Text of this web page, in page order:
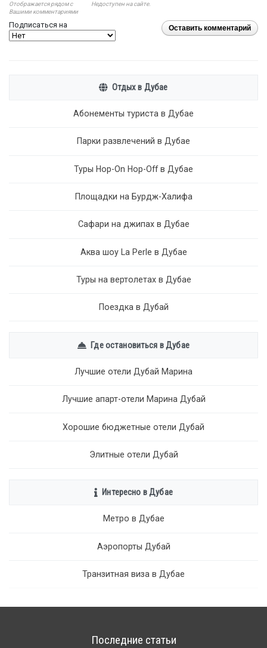
Отображается рядом с
Вашими комментариями
Недоступен на сайте.
Оставить комментарий
Подписаться на
Отдых в Дубае
Абонементы туриста в Дубае
Парки развлечений в Дубае
Туры Hop-On Hop-Off в Дубае
Площадки на Бурдж-Халифа
Сафари на джипах в Дубае
Аква шоу La Perle в Дубае
Туры на вертолетах в Дубае
Поездка в Дубай
Где остановиться в Дубае
Лучшие отели Дубай Марина
Лучшие апарт-отели Марина Дубай
Хорошие бюджетные отели Дубай
Элитные отели Дубай
Интересно в Дубае
Метро в Дубае
Аэропорты Дубай
Транзитная виза в Дубае
Последние статьи